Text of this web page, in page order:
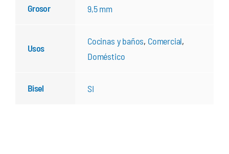
Grosor 9,5 mm
Usos
Cocinas y baños, Comercial,
Doméstico
Bisel SI